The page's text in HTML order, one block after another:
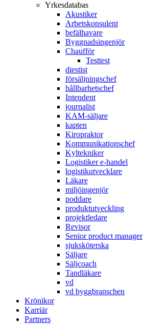
Yrkesdatabas
Akustiker
Arbetskonsulent
befälhavare
Byggnadsingenjör
Chaufför
Testtest
diestist
försäljningschef
hållbarhetschef
Intendent
journalist
KAM-säljare
kapten
Kiropraktor
Kommunikationschef
Kyltekniker
Logistiker e-handel
logistikutvecklare
Läkare
miljöingenjör
poddare
produktutveckling
projektledare
Revisor
Senior product manager
sjuksköterska
Säljare
Säljcoach
Tandläkare
vd
vd byggbranschen
Krönikor
Karriär
Partners